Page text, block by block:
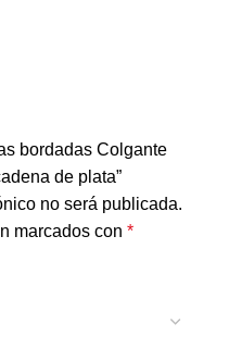
bordadas Colgante
de plata”
no será publicada.
marcados con *